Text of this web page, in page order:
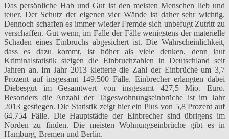
Das persönliche Hab und Gut ist den meisten Menschen lieb und
teuer. Der Schutz der eigenen vier Wände ist daher sehr wichtig.
Dennoch schaffen es immer wieder Fremde sich unbefugt Zutritt zu
verschaffen. Gut wenn, im Falle der Fälle wenigstens der materielle
Schaden eines Einbruchs abgesichert ist. Die Wahrscheinlichkeit,
dass es dazu kommt, ist höher als viele denken, denn laut
Kriminalstatistik steigen die Einbruchzahlen in Deutschland seit
Jahren an. Im Jahr 2013 kletterte die Zahl der Einbrüche um 3,7
Prozent auf insgesamt 149.500 Fälle. Einbrecher erlangten dabei
Diebesgut im Gesamtwert von insgesamt 427,5 Mio. Euro.
Besonders die Anzahl der Tageswohnungseinbrüche ist im Jahr
2013 gestiegen. Die Statistik zeigt hier ein Plus von 5,8 Prozent auf
64.754 Fälle. Die Hauptstädte der Einbrecher sind übrigens im
Norden zu finden. Die meisten Wohnungseinbrüche gibt es in
Hamburg, Bremen und Berlin.